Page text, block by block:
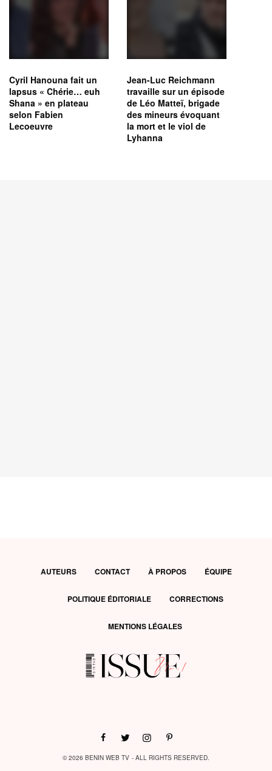
Cyril Hanouna fait un
lapsus « Chérie… euh
Shana » en plateau
selon Fabien
Lecoeuvre
Jean-Luc Reichmann
travaille sur un épisode
de Léo Matteï, brigade
des mineurs évoquant
la mort et le viol de
Lyhanna
AUTEURS CONTACT À PROPOS ÉQUIPE
POLITIQUE ÉDITORIALE CORRECTIONS
MENTIONS LÉGALES
© 2026 BENIN WEB TV - ALL RIGHTS RESERVED.